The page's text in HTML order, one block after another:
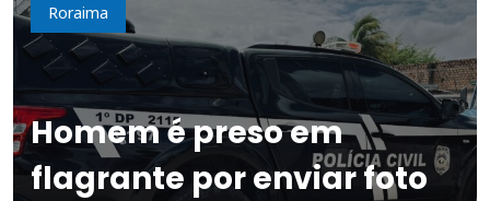
Roraima
Homem é preso em
flagrante por enviar foto